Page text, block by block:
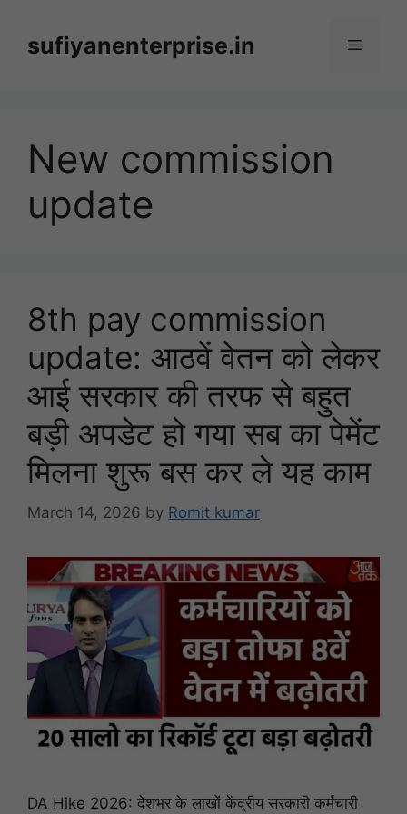
contentsufiyanenterprise.in Menu
New commission
update
8th pay commission
update: आठवें वेतन को लेकर
आई सरकार की तरफ से बहुत
बड़ी अपडेट हो गया सब का पेमेंट
मिलना शुरू बस कर ले यह काम
March 14, 2026 by Romit kumar
DA Hike 2026: देशभर के लाखों केंद्रीय सरकारी कर्मचारी